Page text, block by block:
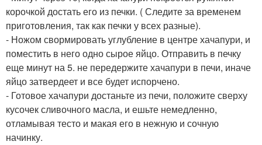
корочкой достать его из печки. ( Следите за временем
приготовления, так как печки у всех разные).
- Ножом свормировать углубление в центре хачапури, и
поместить в него одно сырое яйцо. Отправить в печку
еще минут на 5. не передержите хачапури в печи, иначе
яйцо затвердеет и все будет испорчено.
- Готовое хачапури достаньте из печи, положите сверху
кусочек сливочного масла, и ешьте немедленно,
отламывая тесто и макая его в нежную и сочную
начинку.